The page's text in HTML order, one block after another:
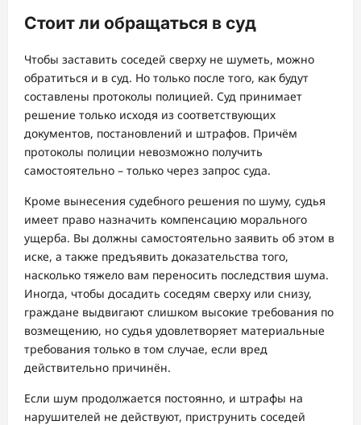
Стоит ли обращаться в суд
Чтобы заставить соседей сверху не шуметь, можно
обратиться и в суд. Но только после того, как будут
составлены протоколы полицией. Суд принимает
решение только исходя из соответствующих
документов, постановлений и штрафов. Причём
протоколы полиции невозможно получить
самостоятельно – только через запрос суда.
Кроме вынесения судебного решения по шуму, судья
имеет право назначить компенсацию морального
ущерба. Вы должны самостоятельно заявить об этом в
иске, а также предъявить доказательства того,
насколько тяжело вам переносить последствия шума.
Иногда, чтобы досадить соседям сверху или снизу,
граждане выдвигают слишком высокие требования по
возмещению, но судья удовлетворяет материальные
требования только в том случае, если вред
действительно причинён.
Если шум продолжается постоянно, и штрафы на
нарушителей не действуют, приструнить соседей